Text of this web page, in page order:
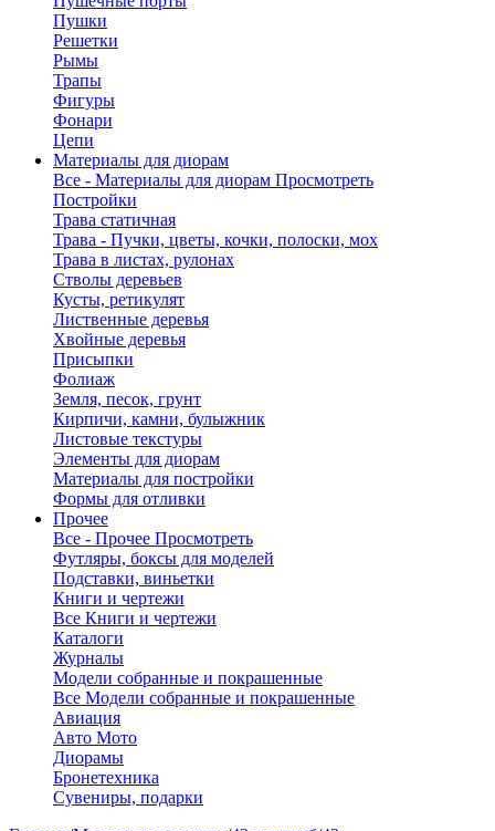
Пушки
Решетки
Рымы
Трапы
Фигуры
Фонари
Цепи
Материалы для диорам
Все - Материалы для диорам Просмотреть
Постройки
Трава статичная
Трава - Пучки, цветы, кочки, полоски, мох
Трава в листах, рулонах
Стволы деревьев
Кусты, ретикулят
Лиственные деревья
Хвойные деревья
Присыпки
Фолиаж
Земля, песок, грунт
Кирпичи, камни, булыжник
Листовые текстуры
Элементы для диорам
Материалы для постройки
Формы для отливки
Прочее
Все - Прочее Просмотреть
Футляры, боксы для моделей
Подставки, виньетки
Книги и чертежи
Все Книги и чертежи
Каталоги
Журналы
Модели собранные и покрашенные
Все Модели собранные и покрашенные
Авиация
Авто Мото
Диорамы
Бронетехника
Сувениры, подарки